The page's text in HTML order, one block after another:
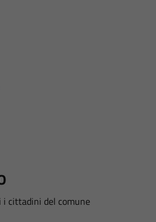
cittadini del comune